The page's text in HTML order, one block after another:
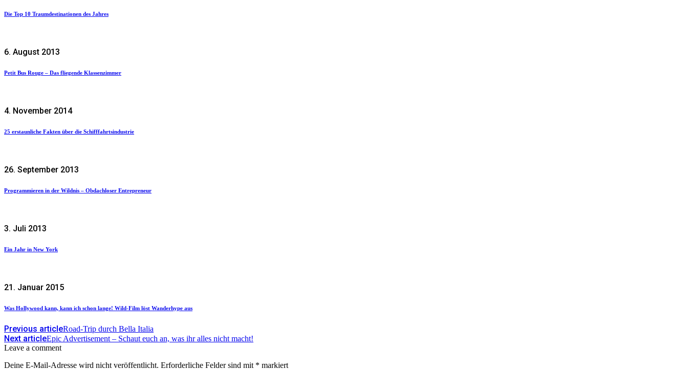
Die Top 10 Traumdestinationen des Jahres
6. August 2013
Petit Bus Rouge – Das fliegende Klassenzimmer
4. November 2014
25 erstaunliche Fakten über die Schifffahrtsindustrie
26. September 2013
Programmieren in der Wildnis – Obdachloser Entrepreneur
3. Juli 2013
Ein Jahr in New York
21. Januar 2015
Was Hollywood kann, kann ich schon lange! Wild-Film löst Wanderhype aus
Previous articleRoad-Trip durch Bella Italia
Next articleEpic Advertisement – Schaut euch an, was ihr alles nicht macht!
Leave a comment
Deine E-Mail-Adresse wird nicht veröffentlicht. Erforderliche Felder sind mit * markiert